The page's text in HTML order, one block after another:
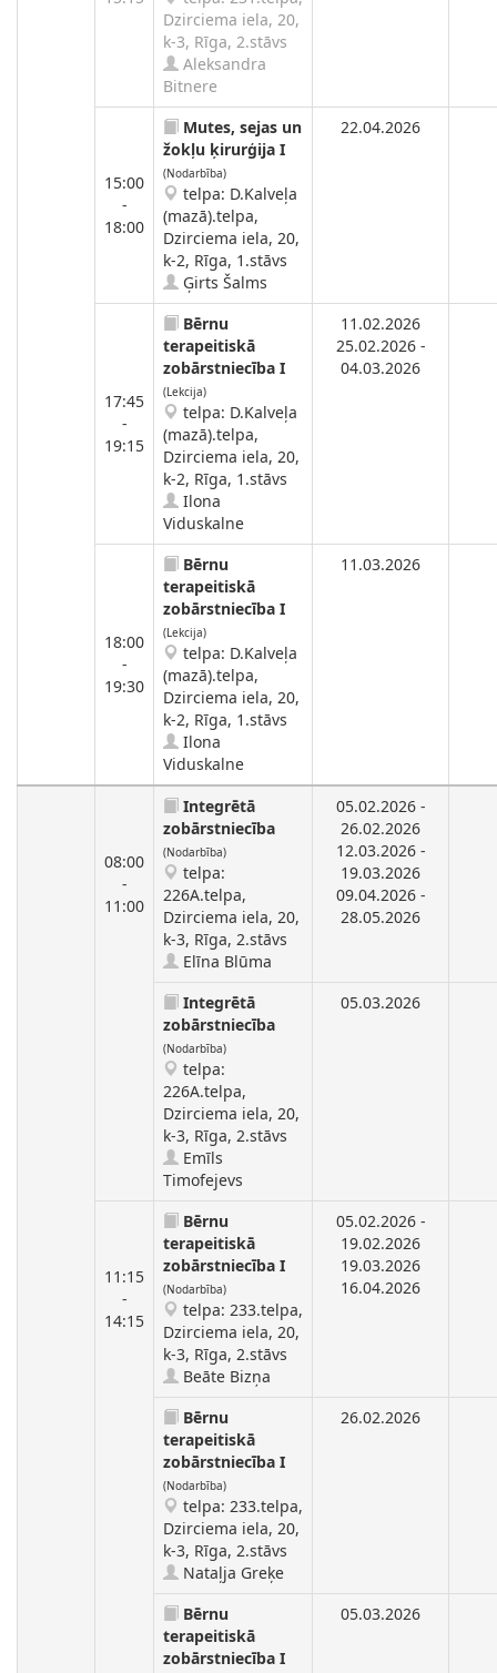
Dzirciema iela, 20,
k-3, Rīga, 2.stāvs
Aleksandra
Bitnere
15:00
-
18:00
Mutes, sejas un
žokļu ķirurģija I
(Nodarbība)
telpa: D.Kalveļa
(mazā).telpa,
Dzirciema iela, 20,
k-2, Rīga, 1.stāvs
Ģirts Šalms
22.04.2026
17:45
-
19:15
Bērnu
terapeitiskā
zobārstniecība I
(Lekcija)
telpa: D.Kalveļa
(mazā).telpa,
Dzirciema iela, 20,
k-2, Rīga, 1.stāvs
Ilona
Viduskalne
11.02.2026
25.02.2026 -
04.03.2026
18:00
-
19:30
Bērnu
terapeitiskā
zobārstniecība I
(Lekcija)
telpa: D.Kalveļa
(mazā).telpa,
Dzirciema iela, 20,
k-2, Rīga, 1.stāvs
Ilona
Viduskalne
11.03.2026
08:00
-
11:00
Integrētā
zobārstniecība
(Nodarbība)
telpa:
226A.telpa,
Dzirciema iela, 20,
k-3, Rīga, 2.stāvs
Elīna Blūma
05.02.2026 -
26.02.2026
12.03.2026 -
19.03.2026
09.04.2026 -
28.05.2026
Integrētā
zobārstniecība
(Nodarbība)
telpa:
226A.telpa,
Dzirciema iela, 20,
k-3, Rīga, 2.stāvs
Emīls
Timofejevs
05.03.2026
11:15
-
14:15
Bērnu
terapeitiskā
zobārstniecība I
(Nodarbība)
telpa: 233.telpa,
Dzirciema iela, 20,
k-3, Rīga, 2.stāvs
Beāte Bizņa
05.02.2026 -
19.02.2026
19.03.2026
16.04.2026
Bērnu
terapeitiskā
zobārstniecība I
(Nodarbība)
telpa: 233.telpa,
Dzirciema iela, 20,
k-3, Rīga, 2.stāvs
Nataļja Greķe
26.02.2026
Bērnu
terapeitiskā
zobārstniecība I
05.03.2026